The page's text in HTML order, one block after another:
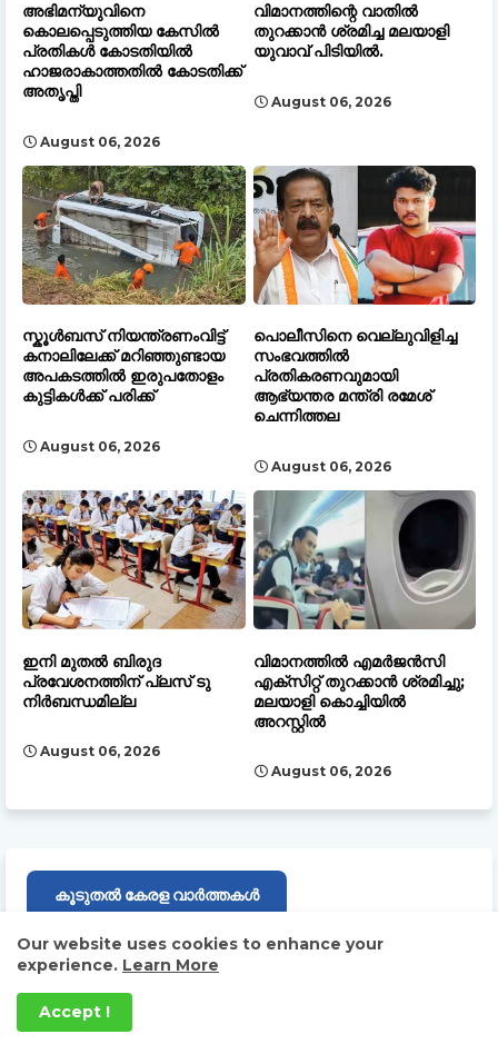
അഭിമന്യുവിനെ
കൊലപ്പെടുത്തിയ കേസിൽ
പ്രതികൾ കോടതിയിൽ
ഹാജരാകാത്തതിൽ കോടതിക്ക്
അതൃപ്തി
August 06, 2026
വിമാനത്തിന്റെ വാതിൽ
തുറക്കാൻ ശ്രമിച്ച മലയാളി
യുവാവ് പിടിയിൽ.
August 06, 2026
സ്കൂൾബസ് നിയന്ത്രണംവിട്ട്
കനാലിലേക്ക് മറിഞ്ഞുണ്ടായ
അപകടത്തിൽ ഇരുപതോളം
കുട്ടികൾക്ക് പരിക്ക്
August 06, 2026
പൊലീസിനെ വെല്ലുവിളിച്ച
സംഭവത്തിൽ
പ്രതികരണവുമായി
ആഭ്യന്തര മന്ത്രി രമേശ്
ചെന്നിത്തല
August 06, 2026
ഇനി മുതല്‍ ബിരുദ
പ്രവേശനത്തിന് പ്ലസ് ടു
നിര്‍ബന്ധമില്ല
August 06, 2026
വിമാനത്തിൽ എമർജൻസി
എക്സിറ്റ് തുറക്കാൻ ശ്രമിച്ചു;
മലയാളി കൊച്ചിയിൽ
അറസ്റ്റിൽ
August 06, 2026
കൂടുതൽ കേരള വാർത്തകൾ
BROCHURE DAILY MALAYALY 2024
Our website uses cookies to enhance your
experience. Learn More
Accept !